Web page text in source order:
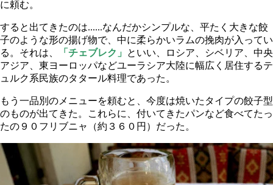
に頼む。
すると出てきたのは......なんだかシンプルな、平たく大きな餃
子のような形の揚げ物で、中に柔らかいラムの挽肉が入ってい
る。それは、
「チェブレク」
といい、ロシア、シベリア、中央
アジア、東ヨーロッパなどユーラシア大陸に幅広く居住するテ
ュルク系民族のタタール料理であった。
もう一品別のメニューを頼むと、今度は焼いたタイプの餃子型
のものが出てきた。これらに、付いてきたパンなど食べてたっ
たの９０フリブニャ（約３６０円）だった。